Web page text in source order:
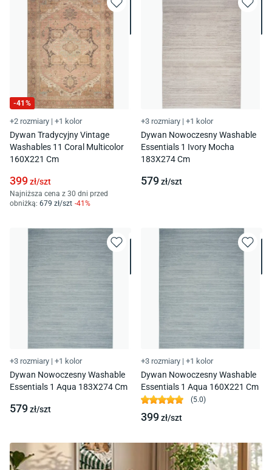
-41 %
+2 rozmiary | +1 kolor
Dywan Tradycyjny Vintage
Washables 11 Coral Multicolor
160X221 Cm
399zł/szt
Najniższa cena z 30 dni przed
obniżką: 679 zł/szt -41 %
+3 rozmiary | +1 kolor
Dywan Nowoczesny Washable
Essentials 1 Ivory Mocha
183X274 Cm
579zł/szt
+3 rozmiary | +1 kolor
Dywan Nowoczesny Washable
Essentials 1 Aqua 183X274 Cm
579zł/szt
+3 rozmiary | +1 kolor
Dywan Nowoczesny Washable
Essentials 1 Aqua 160X221 Cm
(5.0)
399zł/szt